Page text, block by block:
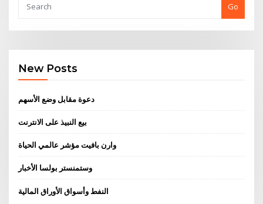
Go
New Posts
دعوة مقابل وضع الأسهم
بيع النبيذ على الانترنت
وارن بافيت مؤشر عالمي الحياة
وستمنستر بولسا الأخبار
النفط وأسواق الأوراق المالية